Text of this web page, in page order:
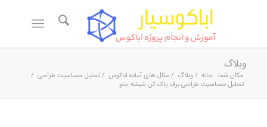
وبلاگ
مکان شما: خانه / وبلاگ / مثال های آماده اباکوس / تحلیل حساسیت طراحی /
تحلیل حساسیت طراحی برف پاک کن شیشه جلو